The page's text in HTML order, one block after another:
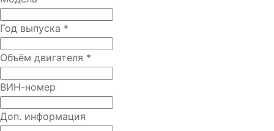
Год выпуска *
Объём двигателя *
ВИН-номер
Доп. информация